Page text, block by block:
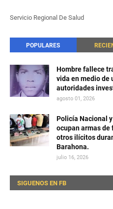
Servicio Regional De Salud
POPULARES
Hombre fallece
vida en medio de
autoridades
agosto 01, 2026
Policía Nacional
ocupan armas de
otros ilícitos
Barahona.
julio 16, 2026
SIGUENOS EN FB